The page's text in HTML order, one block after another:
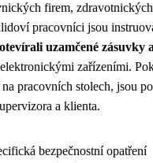
firem, zdravotnických
pracovníci jsou
uzamčené zásuvky
zařízeními.
pracovních stolech, jsou
a klienta.
bezpečnostní opatření